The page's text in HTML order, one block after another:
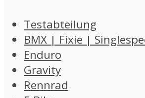
Testabteilung
BMX | Fixie |
Enduro
Gravity
Rennrad